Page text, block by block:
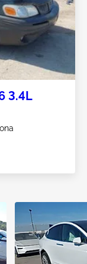
3.4L